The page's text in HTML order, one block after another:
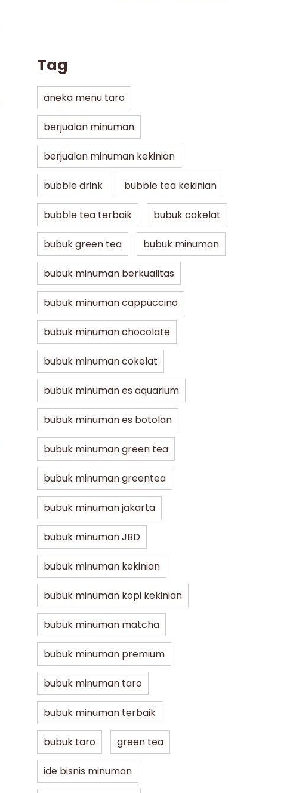
Tag
aneka menu taro
berjualan minuman
berjualan minuman kekinian
bubble drink bubble tea kekinian
bubble tea terbaik bubuk cokelat
bubuk green tea bubuk minuman
bubuk minuman berkualitas
bubuk minuman cappuccino
bubuk minuman chocolate
bubuk minuman cokelat
bubuk minuman es aquarium
bubuk minuman es botolan
bubuk minuman green tea
bubuk minuman greentea
bubuk minuman jakarta
bubuk minuman JBD
bubuk minuman kekinian
bubuk minuman kopi kekinian
bubuk minuman matcha
bubuk minuman premium
bubuk minuman taro
bubuk minuman terbaik
bubuk taro green tea
ide bisnis minuman